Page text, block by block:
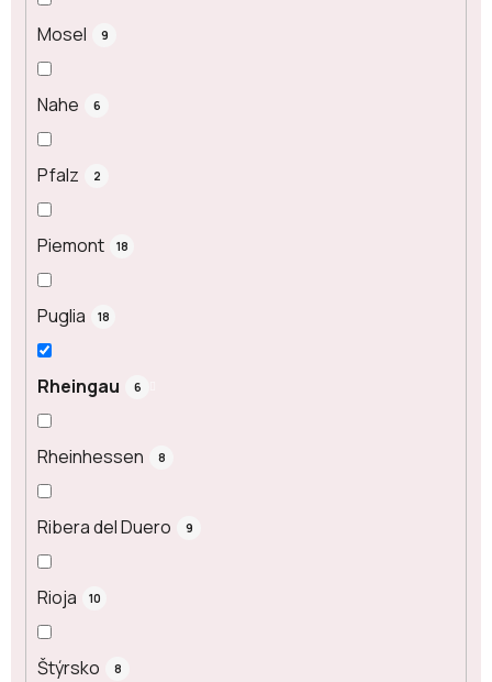
Mosel 9
Nahe 6
Pfalz 2
Piemont 18
Puglia 18
Rheingau 6
Rheinhessen 8
Ribera del Duero 9
Rioja 10
Štýrsko 8